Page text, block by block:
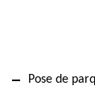
Pose de